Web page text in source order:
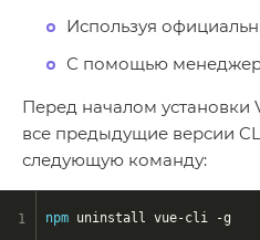
Используя
С помощью
Перед началом установки
все предыдущие версии
следующую команду:
npm uninstall vue-cli -g